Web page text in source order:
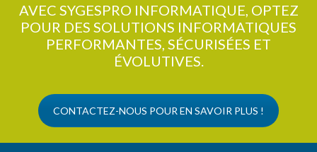
AVEC SYGESPRO INFORMATIQUE, OPTEZ
POUR DES SOLUTIONS INFORMATIQUES
PERFORMANTES, SÉCURISÉES ET
ÉVOLUTIVES.
CONTACTEZ-NOUS POUR EN SAVOIR PLUS !